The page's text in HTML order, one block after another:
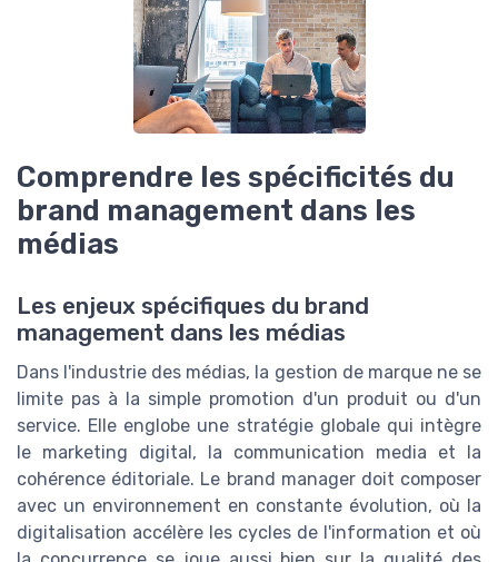
Comprendre les spécificités du
brand management dans les
médias
Les enjeux spécifiques du brand
management dans les médias
Dans l'industrie des médias, la gestion de marque ne se
limite pas à la simple promotion d'un produit ou d'un
service. Elle englobe une stratégie globale qui intègre
le marketing digital, la communication media et la
cohérence éditoriale. Le brand manager doit composer
avec un environnement en constante évolution, où la
digitalisation accélère les cycles de l'information et où